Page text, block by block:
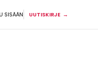
SISÄÄN UUTISKIRJE